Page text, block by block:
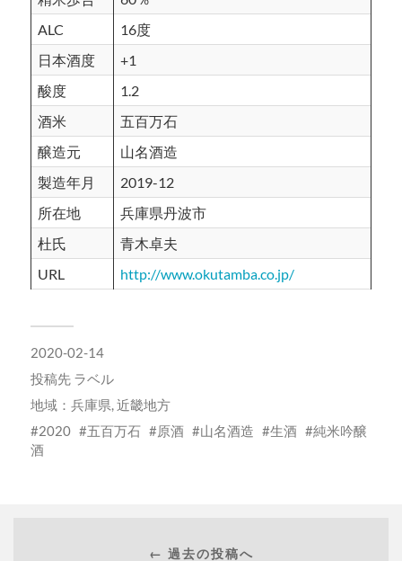
ALC
16度
日本酒度
+1
酸度
1.2
酒米
五百万石
醸造元
山名酒造
製造年月
2019-12
所在地
兵庫県丹波市
杜氏
青木卓夫
URL
http://www.okutamba.co.jp/
2020-02-14
投稿先 ラベル
地域： 兵庫県,近畿地方
2020
五百万石 原酒 山名酒造 生酒
純米吟醸
酒
← 過去の投稿へ